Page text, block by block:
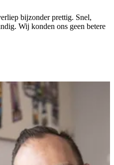
bijzonder prettig. Snel,
Wij konden ons geen betere